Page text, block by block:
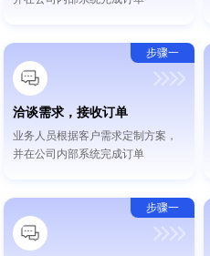
洽谈需求，接收订单
业务人员根据客户需求定制方案，
并在公司内部系统完成订单
步骤一
步骤一